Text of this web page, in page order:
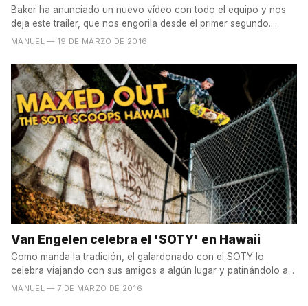
Baker ha anunciado un nuevo vídeo con todo el equipo y nos
deja este trailer, que nos engorila desde el primer segundo....
MANUEL — 19 DE MARZO DE 2016
Van Engelen celebra el 'SOTY' en Hawaii
Como manda la tradición, el galardonado con el SOTY lo
celebra viajando con sus amigos a algún lugar y patinándolo a...
MANUEL — 7 DE MARZO DE 2016